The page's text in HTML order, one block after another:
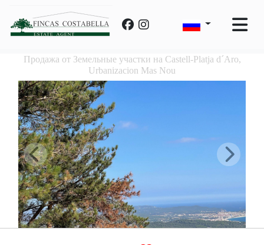
Продажа от Земельные участки на Castell-Platja d´Aro,
Urbanizacion Mas Nou